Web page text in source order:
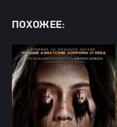
ПОХОЖЕЕ: